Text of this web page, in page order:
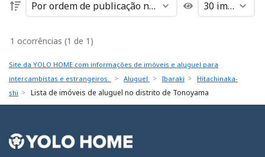
1 ocorrências (1 de 1)
Site da YOLO HOME com informações de imóveis e aluguel para
intercambistas e estrangeiros.
Aluguel Ibaraki
Hitachinaka-
shi
Lista de imóveis de aluguel no distrito de Tonoyama